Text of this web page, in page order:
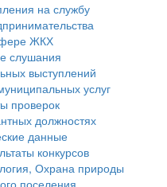
на службу
ЖКХ
слушания
выступлений
услуг
проверок
должностях
данные
конкурсов
Охрана природы
поселения